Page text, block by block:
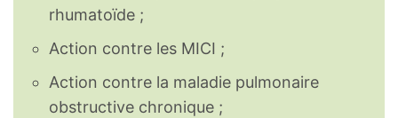
rhumatoïde ;
Action contre les MICI ;
Action contre la maladie pulmonaire
obstructive chronique ;